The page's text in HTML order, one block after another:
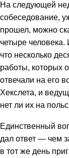
На следующей
собеседование,
прошел, можно
четыре человека.
что несколько
работы, которых
отвечали на его
Хекслета, и
нет ли их на
Единственный
дал ответ — чем
в тот же день